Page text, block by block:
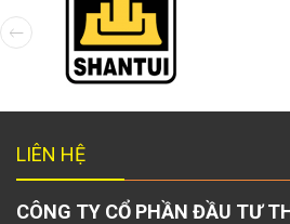
LIÊN HỆ
CÔNG TY CỔ PHẦN ĐẦU TƯ